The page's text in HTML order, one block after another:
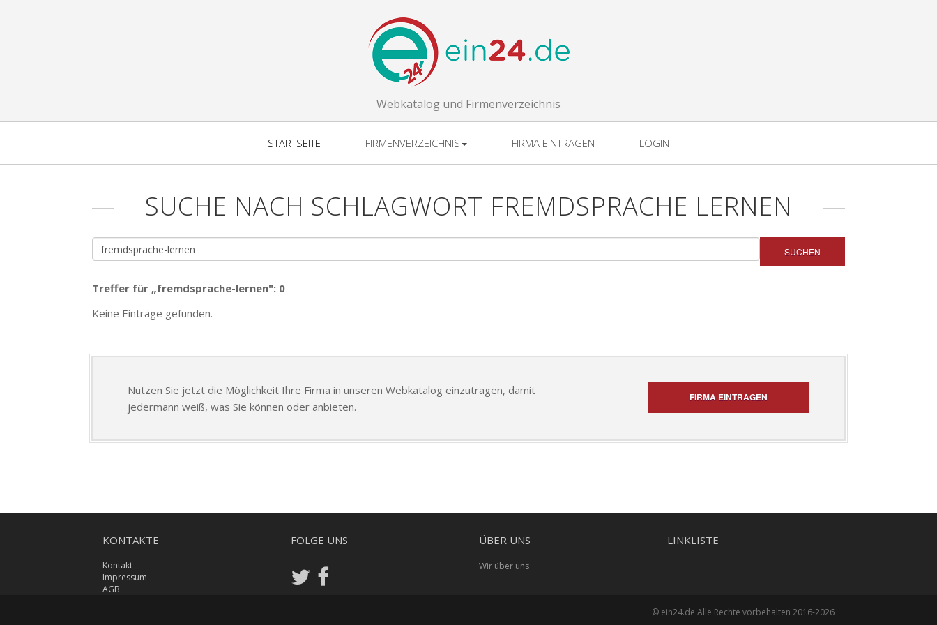
Webkatalog und Firmenverzeichnis
STARTSEITE FIRMENVERZEICHNIS FIRMA EINTRAGEN LOGIN
SUCHE NACH SCHLAGWORT FREMDSPRACHE LERNEN
SUCHEN
Treffer für „fremdsprache-lernen": 0
Keine Einträge gefunden.
Nutzen Sie jetzt die Möglichkeit Ihre Firma in unseren Webkatalog einzutragen, damit
jedermann weiß, was Sie können oder anbieten.
FIRMA EINTRAGEN
KONTAKTE
Kontakt
Impressum
AGB
FOLGE UNS ÜBER UNS
Wir über uns
LINKLISTE
© ein24.de Alle Rechte vorbehalten 2016-2026